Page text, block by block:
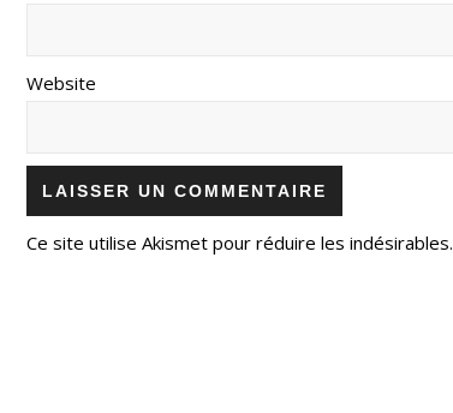
Website
Ce site utilise Akismet pour réduire les indésirables.